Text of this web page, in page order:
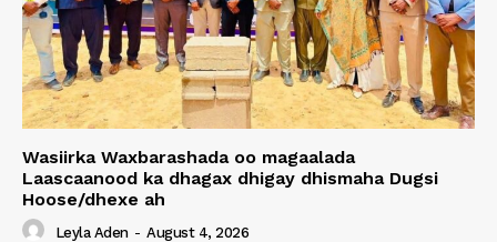
Wasiirka Waxbarashada oo magaalada
Laascaanood ka dhagax dhigay dhismaha Dugsi
Hoose/dhexe ah
Leyla Aden - August 4, 2026